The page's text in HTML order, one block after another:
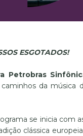
ESGOTADOS!
Petrobras
da música
se inicia com
clássica